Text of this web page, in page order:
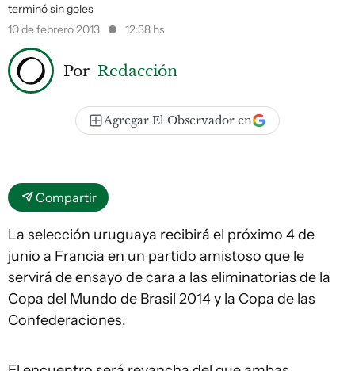
terminó sin goles
10 de febrero 2013
12:38 hs
Por Redacción
Agregar El Observador en
Compartir
La selección uruguaya recibirá el próximo 4 de
junio a Francia en un partido amistoso que le
servirá de ensayo de cara a las eliminatorias de la
Copa del Mundo de Brasil 2014 y la Copa de las
Confederaciones.